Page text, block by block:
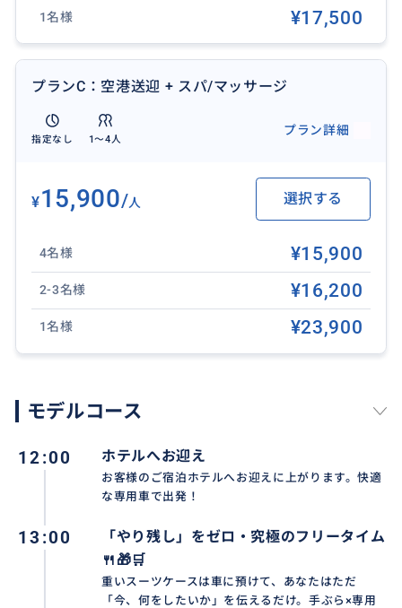
おすすめ
💡 最終日の「自由時間」おすすめ活用術 💡
❖グルメ：バリの味を完食🍴
地元の人気ワルンで本場のナシチャンプルを味わうも
良し、海辺の絶景カフェでトロピカルな時間を過ごす
1名様 ¥17,500
プランC：空港送迎 + スパ/マッサージ
指定なし 1〜4人
プラン詳細
¥15,900/人 選択する
4名様 ¥15,900
2-3名様 ¥16,200
1名様 ¥23,900
モデルコース
12:00 ホテルへお迎え
お客様のご宿泊ホテルへお迎えに上がります。快適
な専用車で出発！
13:00
「やり残し」をゼロ・究極のフリータイム
🍴🎁🛒
重いスーツケースは車に預けて、あなたはただ
「今、何をしたいか」を伝えるだけ。手ぶら×専用